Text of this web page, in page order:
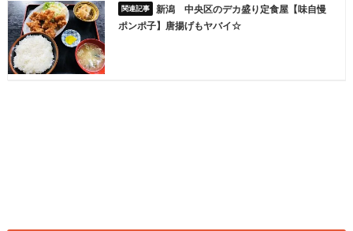
新潟 中央区のデカ盛り定食屋【味自慢
ポンポ子】唐揚げもヤバイ☆